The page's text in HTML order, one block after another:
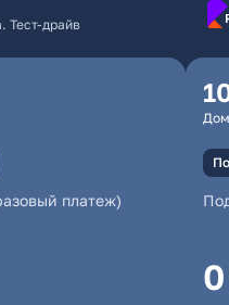
Тест-драйв
платеж)
0